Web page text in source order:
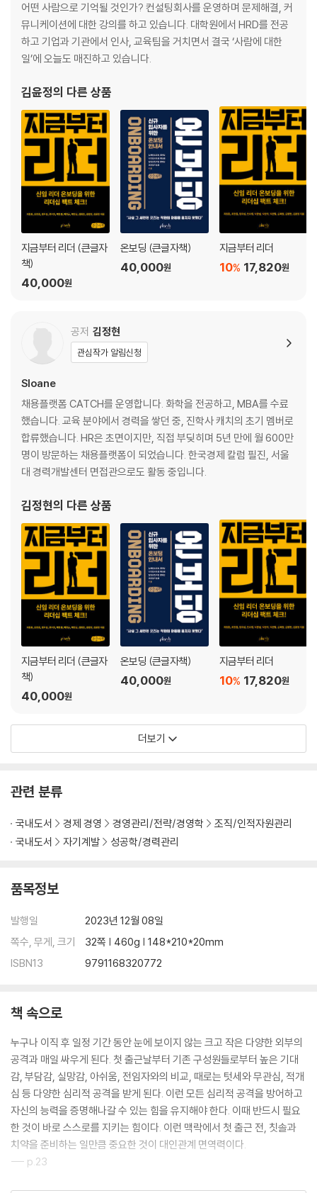
01 회사 분위기 적응이 안 됩니다
02 체계가 없어도 너무 없어요
03 경쟁사로 이직했더니, 자꾸 전 직장 얘기를 물어봐요
소프트랜딩 성공 노하우 전수_ 도전
PART 6. 불가능_ 이 회사에 적응하는 건 불가능해 보여요
01 마음에 안 드는 부서로 가라는 데, 그만두어야 하나요?
02 성과에 대한 압박이 커요
03 저만 아직 적응 중인가요?
04 엑소더스, 출구전략은 어떻게?
05 나도 나를 잘 모르겠어요
소프트랜딩 성공 노하우 전수_ 성장
어떤 사람으로 기억될 것인가? 컨설팅회사를 운영하며 문제해결, 커
뮤니케이션에 대한 강의를 하고 있습니다. 대학원에서 HRD를 전공
하고 기업과 기관에서 인사, 교육팀을 거치면서 결국 ‘사람에 대한
일’에 오늘도 매진하고 있습니다.
김윤정의 다른 상품
지금부터 리더 (큰글자
책)
40,000원
온보딩 (큰글자책)
40,000원
지금부터 리더
17,820원
10%
공저 김정현
관심작가 알림신청
Sloane
채용플랫폼 CATCH를 운영합니다. 화학을 전공하고, MBA를 수료
했습니다. 교육 분야에서 경력을 쌓던 중, 진학사 캐치의 초기 멤버로
합류했습니다. HR은 초면이지만, 직접 부딪히며 5년 만에 월 600만
명이 방문하는 채용플랫폼이 되었습니다. 한국경제 칼럼 필진, 서울
대 경력개발센터 면접관으로도 활동 중입니다.
김정현의 다른 상품
지금부터 리더 (큰글자
책)
40,000원
온보딩 (큰글자책)
40,000원
지금부터 리더
17,820원
10%
더보기
관련 분류
국내도서 경제 경영 경영관리/전략/경영학
조직/인적자원관리
국내도서
자기계발 성공학/경력관리
품목정보
발행일
2023년 12월 08일
쪽수, 무게, 크기
32쪽 | 460g | 148*210*20mm
ISBN13
9791168320772
책 속으로
누구나 이직 후 일정 기간 동안 눈에 보이지 않는 크고 작은 다양한 외부의
공격과 매일 싸우게 된다. 첫 출근날부터 기존 구성원들로부터 높은 기대
감, 부담감, 실망감, 아쉬움, 전임자와의 비교, 때로는 텃세와 무관심, 적개
심 등 다양한 심리적 공격을 받게 된다. 이런 모든 심리적 공격을 방어하고
자신의 능력을 증명해나갈 수 있는 힘을 유지해야 한다. 이때 반드시 필요
한 것이 바로 스스로를 지키는 힘이다. 이런 맥락에서 첫 출근 전, 칫솔과
치약을 준비하는 일만큼 중요한 것이 대인관계 면역력이다.
--- p.23